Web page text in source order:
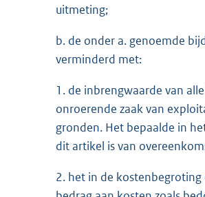
uitmeting;
b. de onder a. genoemde
verminderd met:
1. de inbrengwaarde van
onroerende zaak van
gronden. Het bepaalde in
dit artikel is van
2. het in de